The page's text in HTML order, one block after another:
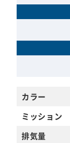
カラー
ミッション
排気量